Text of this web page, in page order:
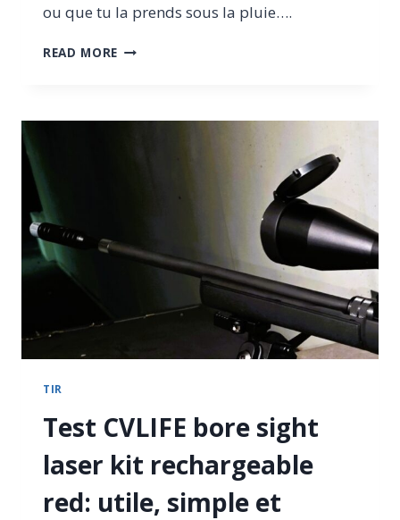
ou que tu la prends sous la pluie….
READ MORE TEST
ÉTANCHE
ET
SOLIDE
TIR
Test CVLIFE bore sight
laser kit rechargeable
red: utile, simple et